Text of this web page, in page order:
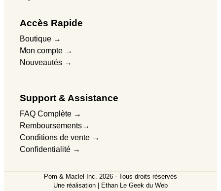
Accès Rapide
Boutique →
Mon compte →
Nouveautés →
Support & Assistance
FAQ Complète →
Remboursements→
Conditions de vente →
Confidentialité →
Pom & Maclel Inc. 2026 - Tous droits réservés
Une réalisation | Ethan Le Geek du Web